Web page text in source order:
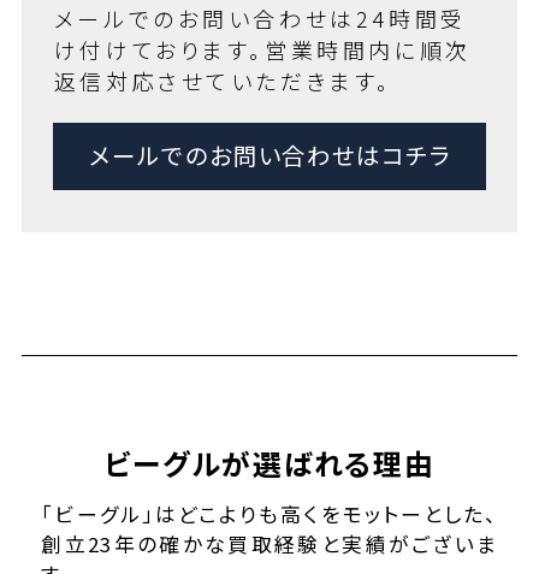
メールでのお問い合わせは24時間受
け付けております。営業時間内に順次
返信対応させていただきます。
メールでのお問い合わせはコチラ
ビーグルが選ばれる理由
「ビーグル」はどこよりも高くをモットーとした、
創立23年の確かな買取経験と実績がございま